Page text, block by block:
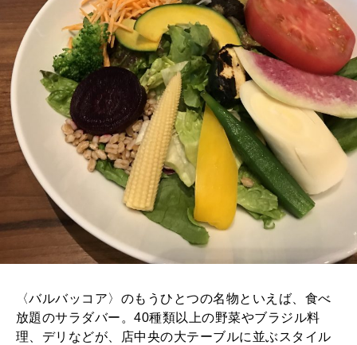
〈バルバッコア〉のもうひとつの名物といえば、食べ
放題のサラダバー。40種類以上の野菜やブラジル料
理、デリなどが、店中央の大テーブルに並ぶスタイル